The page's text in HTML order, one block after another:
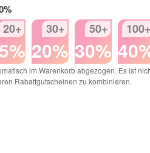
20+ 30+
20%
50+
30%
100+
im Warenkorb abgezogen. Es ist
Rabattgutscheinen zu kombinieren.